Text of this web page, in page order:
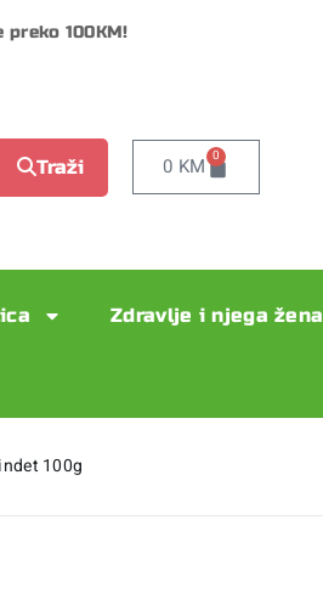
preko 100KM!
Traži 0 KM 0
Zdravlje i njega žena
100g